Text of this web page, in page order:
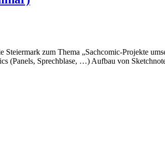
zum Thema „Sachcomic-Projekte
(Panels, Sprechblase, …) Aufbau von